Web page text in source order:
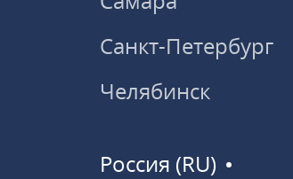
Санкт-Петербург
Челябинск
Россия (RU)